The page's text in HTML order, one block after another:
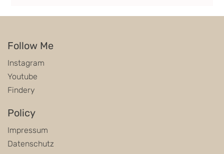
Follow Me
Instagram
Youtube
Findery
Policy
Impressum
Datenschutz